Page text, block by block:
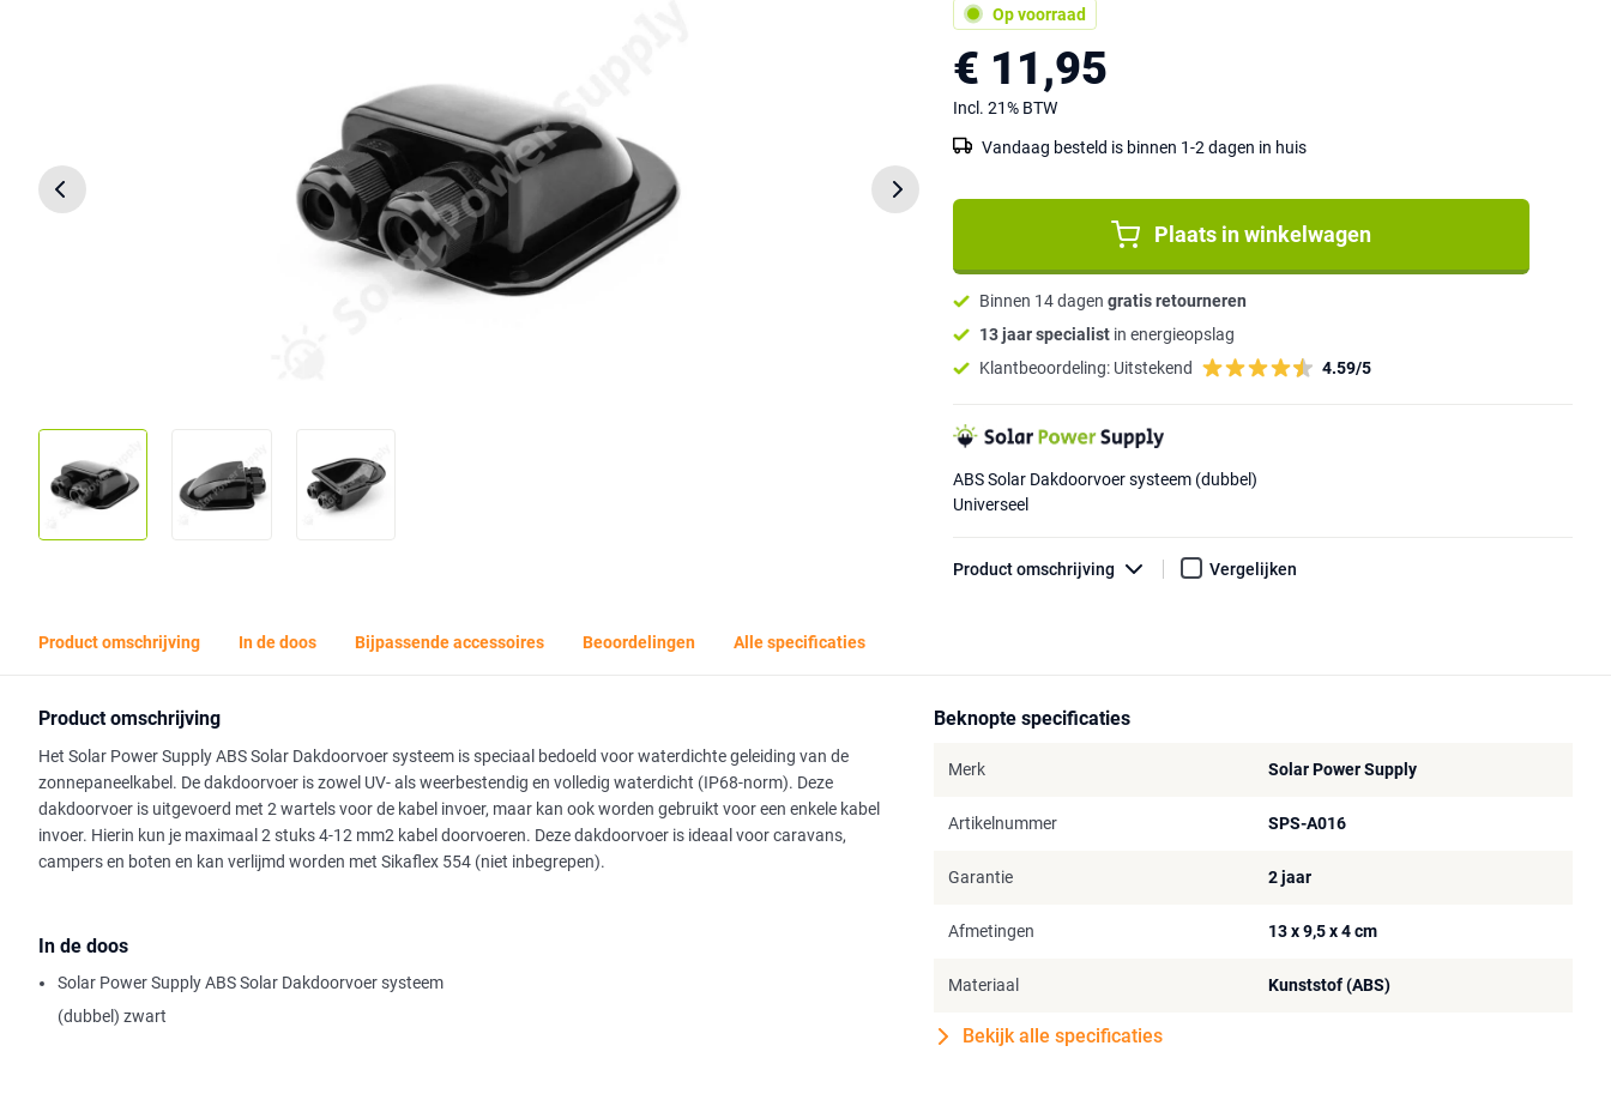
Op voorraad
€ 11,95
Incl. 21% BTW
Vandaag besteld is binnen 1-2 dagen in huis
Plaats in winkelwagen
Binnen 14 dagen gratis retourneren
13 jaar specialist in energieopslag
Klantbeoordeling: Uitstekend 4.59/5
ABS Solar Dakdoorvoer systeem (dubbel)
Universeel
Product omschrijving Vergelijken
Product omschrijving In de doos Bijpassende accessoires Beoordelingen Alle specificaties
Product omschrijving
Het Solar Power Supply ABS Solar Dakdoorvoer systeem is speciaal bedoeld voor waterdichte geleiding van de
zonnepaneelkabel. De dakdoorvoer is zowel UV- als weerbestendig en volledig waterdicht (IP68-norm). Deze
dakdoorvoer is uitgevoerd met 2 wartels voor de kabel invoer, maar kan ook worden gebruikt voor een enkele kabel
invoer. Hierin kun je maximaal 2 stuks 4-12 mm2 kabel doorvoeren. Deze dakdoorvoer is ideaal voor caravans,
campers en boten en kan verlijmd worden met Sikaflex 554 (niet inbegrepen).
In de doos
Solar Power Supply ABS Solar Dakdoorvoer systeem
(dubbel) zwart
Beknopte specificaties
Merk Solar Power Supply
Artikelnummer SPS-A016
Garantie 2 jaar
Afmetingen 13 x 9,5 x 4 cm
Materiaal Kunststof (ABS)
Bekijk alle specificaties